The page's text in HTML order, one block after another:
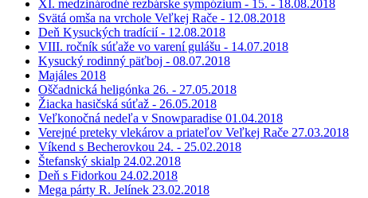
XI. medzinárodné rezbárske sympózium - 15. - 18.08.2018
Svätá omša na vrchole Veľkej Rače - 12.08.2018
Deň Kysuckých tradícií - 12.08.2018
VIII. ročník súťaže vo varení gulášu - 14.07.2018
Kysucký rodinný päťboj - 08.07.2018
Majáles 2018
Oščadnická heligónka 26. - 27.05.2018
Žiacka hasičská súťaž - 26.05.2018
Veľkonočná nedeľa v Snowparadise 01.04.2018
Verejné preteky vlekárov a priateľov Veľkej Rače 27.03.2018
Víkend s Becherovkou 24. - 25.02.2018
Štefanský skialp 24.02.2018
Deň s Fidorkou 24.02.2018
Mega párty R. Jelínek 23.02.2018